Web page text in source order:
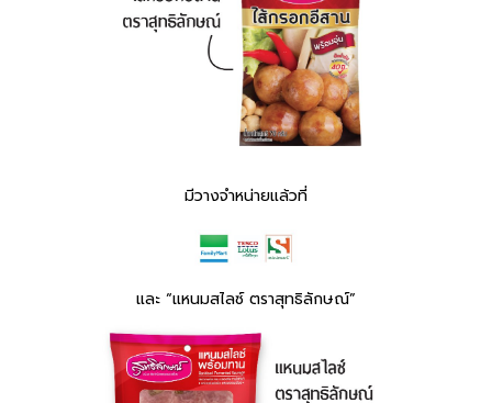
มีวางจำหน่ายแล้วที่
และ “แหนมสไลซ์ ตราสุทธิลักษณ์”